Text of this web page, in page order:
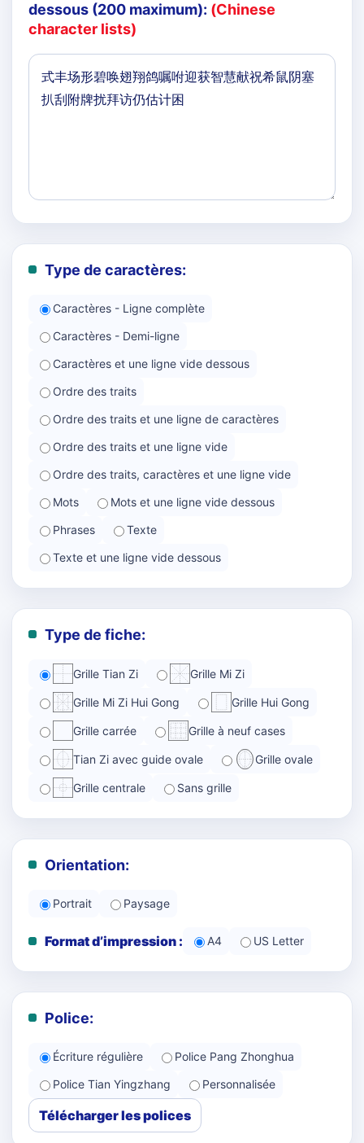
dessous (200 maximum): (Chinese
character lists)
Type de caractères:
Caractères - Ligne complète
Caractères - Demi-ligne
Caractères et une ligne vide dessous
Ordre des traits
Ordre des traits et une ligne de caractères
Ordre des traits et une ligne vide
Ordre des traits, caractères et une ligne vide
Mots
Mots et une ligne vide dessous
Phrases
Texte
Texte et une ligne vide dessous
Type de fiche:
Grille Tian Zi Grille Mi Zi
Grille Mi Zi Hui Gong Grille Hui Gong
Grille carrée Grille à neuf cases
Tian Zi avec guide ovale Grille ovale
Grille centrale Sans grille
Orientation:
Portrait Paysage
Format d’impression : A4 US Letter
Police:
Écriture régulière
Police Pang Zhonghua
Police Tian Yingzhang
Personnalisée
Télécharger les polices